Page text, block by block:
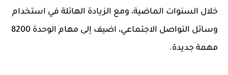
خلال السنوات الماضية، ومع الزيادة الهائلة في استخدام
وسائل التواصل الاجتماعي، اضيف إلى مهام الوحدة 8200
مهمة جديدة.